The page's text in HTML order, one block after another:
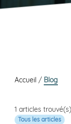
Accueil / Blog
1 articles trouvé(s)
Tous les articles